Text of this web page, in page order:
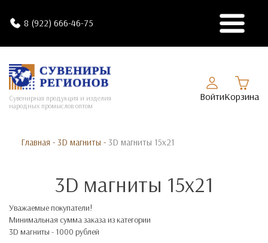
8 (922) 666-46-75
Сувенирная продукция и изделия
народных промыслов оптом
ВойтиКорзина
Главная - 3D магниты - 3D магниты 15х21
3D магниты 15х21
Уважаемые покупатели!
Минимальная сумма заказа из категории
3D магниты - 1000 рублей